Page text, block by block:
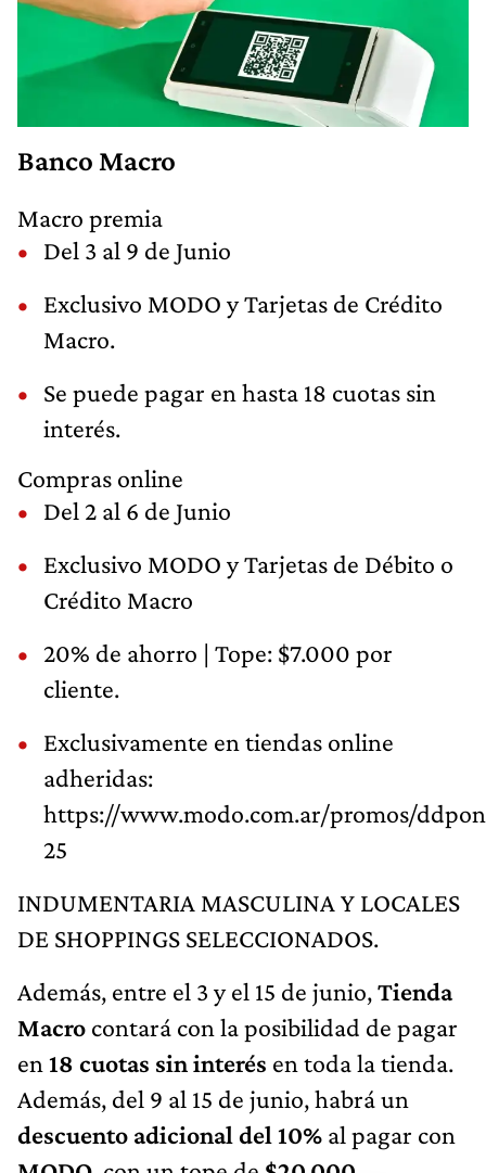
Banco Macro
Macro premia
Del 3 al 9 de Junio
Exclusivo MODO y Tarjetas de Crédito
Macro.
Se puede pagar en hasta 18 cuotas sin
interés.
Compras online
Del 2 al 6 de Junio
Exclusivo MODO y Tarjetas de Débito o
Crédito Macro
20% de ahorro | Tope: $7.000 por
cliente.
Exclusivamente en tiendas online
adheridas:
https://www.modo.com.ar/promos/
25
INDUMENTARIA MASCULINA Y LOCALES
DE SHOPPINGS SELECCIONADOS.
Además, entre el 3 y el 15 de junio,Tienda
Macro contará con la posibilidad de pagar
en 18 cuotas sin interés en toda la tienda.
Además, del 9 al 15 de junio, habrá un
descuento adicional del 10% al pagar con